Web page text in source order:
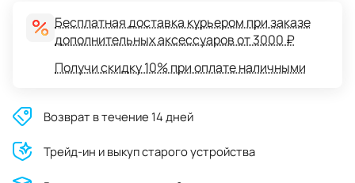
Бесплатная доставка курьером при заказе
дополнительных аксессуаров от 3000 ₽
Получи скидку 10% при оплате наличными
Возврат в течение 14 дней
Трейд-ин и выкуп старого устройства